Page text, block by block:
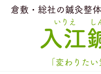
いりえ
倉敷・総社の鍼灸整
入江
し
「変わりた